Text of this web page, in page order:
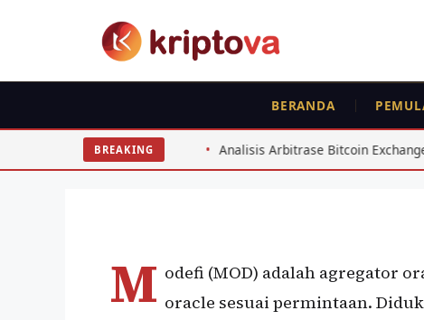
BERANDA
BREAKING
Analisis Arbitrase Bitcoin Exchange Indonesia 2026
Modefi (MOD)
M odefi (MOD) adalah agregator
oracle sesuai permintaan.